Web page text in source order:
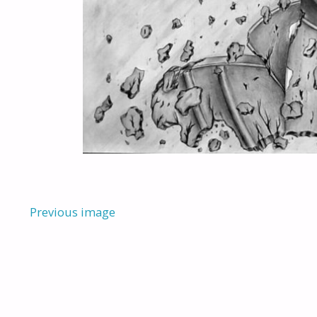
Previous image